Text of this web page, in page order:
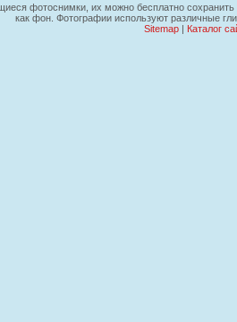
фотоснимки, их можно бесплатно
как фон. Фотографии используют различные
Sitemap| Каталог